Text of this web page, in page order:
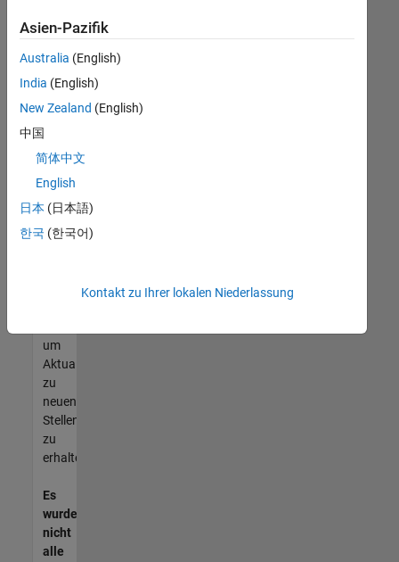
noch
keine
offenen
Stellen
können,
die
Ihren
entsprechen,
werden
unseres
um
Aktualisierungen
zu
neuen
Stellenangeboten
zu
erhalten.
Es
wurden
nicht
alle
Asien-Pazifik
Australia (English)
India (English)
New Zealand (English)
中国
简体中文
English
日本 (日本語)
한국 (한국어)
Kontakt zu Ihrer lokalen Niederlassung